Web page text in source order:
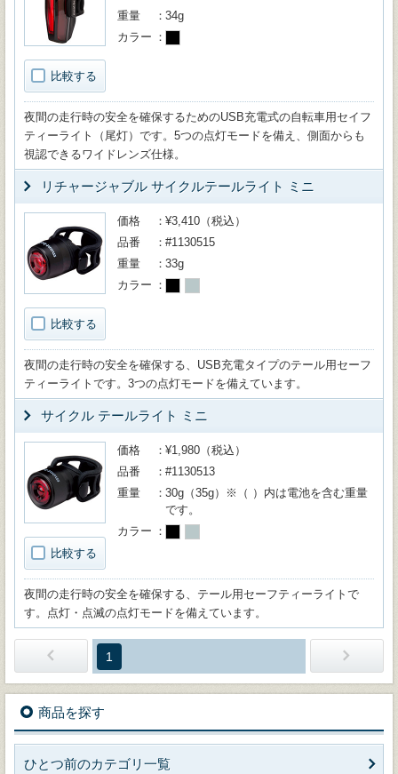
比較する
重量
34g
カラー
夜間の走行時の安全を確保するためのUSB充電式の自転車用セイフ
ティーライト（尾灯）です。5つの点灯モードを備え、側面からも
視認できるワイドレンズ仕様。
リチャージャブル サイクルテールライト ミニ
比較する
価格
¥3,410（税込）
品番
#1130515
重量
33g
カラー
夜間の走行時の安全を確保する、USB充電タイプのテール用セーフ
ティーライトです。3つの点灯モードを備えています。
サイクル テールライト ミニ
比較する
価格
¥1,980（税込）
品番
#1130513
重量
30g（35g）※（ ）内は電池を含む重量
です。
カラー
夜間の走行時の安全を確保する、テール用セーフティーライトで
す。点灯・点滅の点灯モードを備えています。
1
商品を探す
ひとつ前のカテゴリ一覧